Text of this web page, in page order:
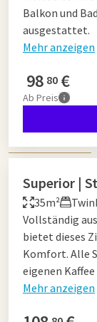
Balkon und
ausgestattet.
Mehr anzeigen
98 80 €
Ab Preis
Superior |
35m²
Vollständig
bietet dieses
Komfort. Alle
eigenen
Mehr anzeigen